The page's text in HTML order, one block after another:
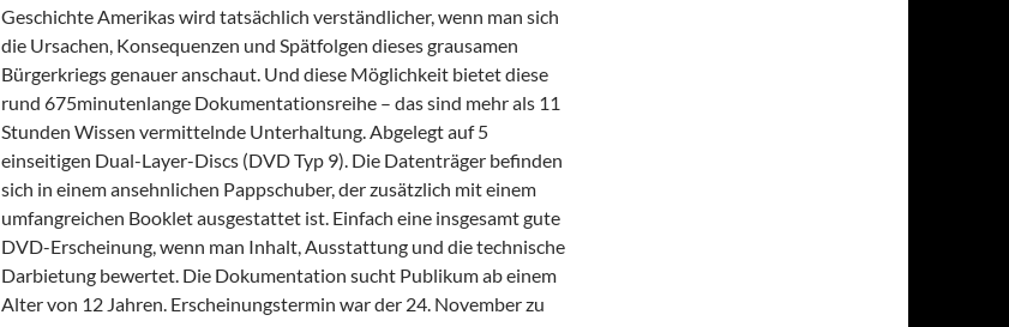
Geschichte Amerikas wird tatsächlich verständlicher, wenn man sich
die Ursachen, Konsequenzen und Spätfolgen dieses grausamen
Bürgerkriegs genauer anschaut. Und diese Möglichkeit bietet diese
rund 675minutenlange Dokumentationsreihe – das sind mehr als 11
Stunden Wissen vermittelnde Unterhaltung. Abgelegt auf 5
einseitigen Dual-Layer-Discs (DVD Typ 9). Die Datenträger befinden
sich in einem ansehnlichen Pappschuber, der zusätzlich mit einem
umfangreichen Booklet ausgestattet ist. Einfach eine insgesamt gute
DVD-Erscheinung, wenn man Inhalt, Ausstattung und die technische
Darbietung bewertet. Die Dokumentation sucht Publikum ab einem
Alter von 12 Jahren. Erscheinungstermin war der 24. November zu